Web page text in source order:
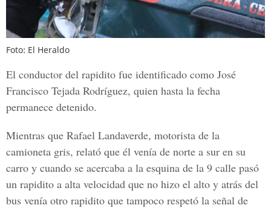
Foto: El Heraldo
El conductor del rapidito fue identificado como José
Francisco Tejada Rodríguez, quien hasta la fecha
permanece detenido.
Mientras que Rafael Landaverde, motorista de la
camioneta gris, relató que él venía de norte a sur en su
carro y cuando se acercaba a la esquina de la 9 calle pasó
un rapidito a alta velocidad que no hizo el alto y atrás del
bus venía otro rapidito que tampoco respetó la señal de